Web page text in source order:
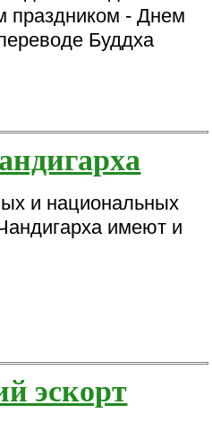
праздником - Днем
Буддха
и национальных
имеют и
эскорт